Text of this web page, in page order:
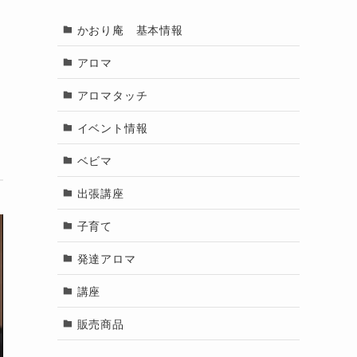
かおり庵 基本情報
アロマ
アロマタッチ
イベント情報
ベビマ
出張講座
子育て
発達アロマ
講座
販売商品